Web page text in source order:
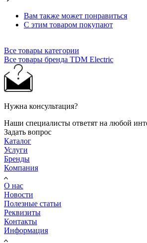
Вам также может понравиться
С этим товаром покупают
Все товары категории
Все товары бренда TDM Electric
Нужна консультация?
Наши специалисты ответят на любой
Задать вопрос
Каталог
Услуги
Бренды
Компания
О нас
Новости
Полезные статьи
Реквизиты
Контакты
Информация